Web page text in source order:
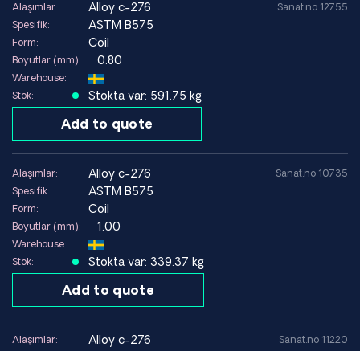
Alaşımlar: alloy c-276
Spesifik: ASTM B575
Form: Coil
Boyutlar (mm): 0.80
Warehouse:
Stok:
Stokta var: 591.75 kg
Add to quote
Sanat.no 12755
Alaşımlar: alloy c-276
Spesifik: ASTM B575
Form: Coil
Boyutlar (mm): 1.00
Warehouse:
Stok:
Stokta var: 339.37 kg
Add to quote
Sanat.no 10735
Alaşımlar: alloy c-276 Sanat.no 11220